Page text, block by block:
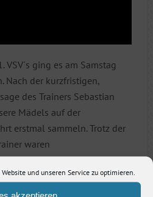
und unseren Service zu optimieren.
VSV´s ging es am Samstag
Nach der kurzfristigen,
des Trainers Sebastian
Mädels auf der
erstmal sammeln. Trotz der
waren
SIE WEITEREIN